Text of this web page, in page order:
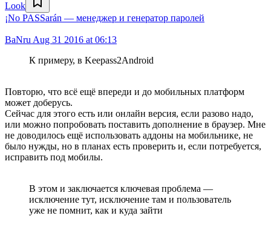
Look
¡No PASSarán — менеджер и генератор паролей
BaNru Aug 31 2016 at 06:13
К примеру, в Keepass2Android
Повторю, что всё ещё впереди и до мобильных платформ
может доберусь.
Сейчас для этого есть или онлайн версия, если разово надо,
или можно попробовать поставить дополнение в браузер. Мне
не доводилось ещё использовать аддоны на мобильнике, не
было нужды, но в планах есть проверить и, если потребуется,
исправить под мобилы.
В этом и заключается ключевая проблема —
исключение тут, исключение там и пользователь
уже не помнит, как и куда зайти